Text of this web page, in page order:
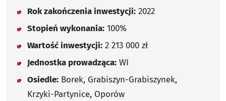
Rok zakończenia inwestycji: 2022
Stopień wykonania: 100%
Wartość inwestycji: 2 213 000 zł
Jednostka prowadząca: WI
Osiedle: Borek, Grabiszyn-Grabiszynek,
Krzyki-Partynice, Oporów